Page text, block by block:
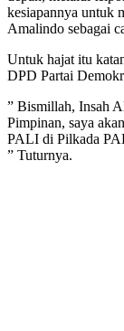
kesiapannya untuk
Amalindo sebagai
Untuk hajat itu
DPD Partai
” Bismillah, Insah
Pimpinan, saya
PALI di Pilkada
” Tuturnya.